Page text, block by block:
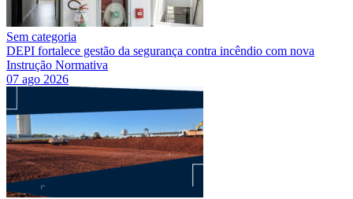
Sem categoria
DEPI fortalece gestão da segurança contra incêndio com nova
Instrução Normativa
07 ago 2026